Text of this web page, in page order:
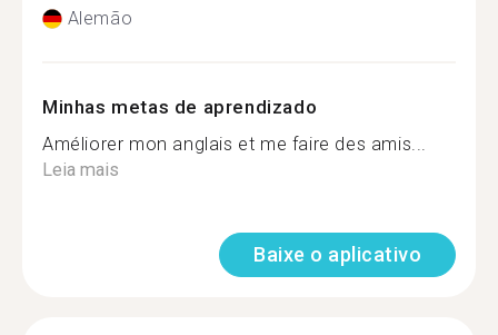
Alemão
Minhas metas de aprendizado
Améliorer mon anglais et me faire des amis...
Leia mais
Baixe o aplicativo